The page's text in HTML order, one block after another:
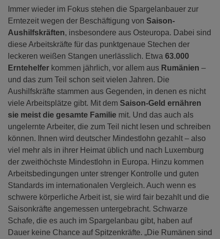
Immer wieder im Fokus stehen die Spargelanbauer zur
Erntezeit wegen der Beschäftigung von Saison-
Aushilfskräften, insbesondere aus Osteuropa. Dabei sind
diese Arbeitskräfte für das punktgenaue Stechen der
leckeren weißen Stangen unerlässlich. Etwa 63.000
Erntehelfer kommen jährlich, vor allem aus Rumänien –
und das zum Teil schon seit vielen Jahren. Die
Aushilfskräfte stammen aus Gegenden, in denen es nicht
viele Arbeitsplätze gibt. Mit dem Saison-Geld ernähren
sie meist die gesamte Familie mit. Und das auch als
ungelernte Arbeiter, die zum Teil nicht lesen und schreiben
können. Ihnen wird deutscher Mindestlohn gezahlt – also
viel mehr als in ihrer Heimat üblich und nach Luxemburg
der zweithöchste Mindestlohn in Europa. Hinzu kommen
Arbeitsbedingungen unter strenger Kontrolle und guten
Standards im internationalen Vergleich. Auch wenn es
schwere körperliche Arbeit ist, sie wird fair bezahlt und die
Saisonkräfte angemessen untergebracht. Schwarze
Schafe, die es auch im Spargelanbau gibt, haben auf
Dauer keine Chance auf Spitzenkräfte. „Die Rumänen sind